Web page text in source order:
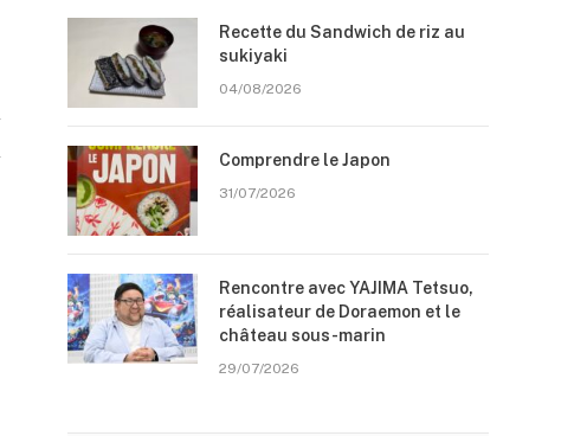
Recette du Sandwich de riz au
sukiyaki
04/08/2026
Comprendre le Japon
31/07/2026
Rencontre avec YAJIMA Tetsuo,
réalisateur de Doraemon et le
château sous-marin
29/07/2026